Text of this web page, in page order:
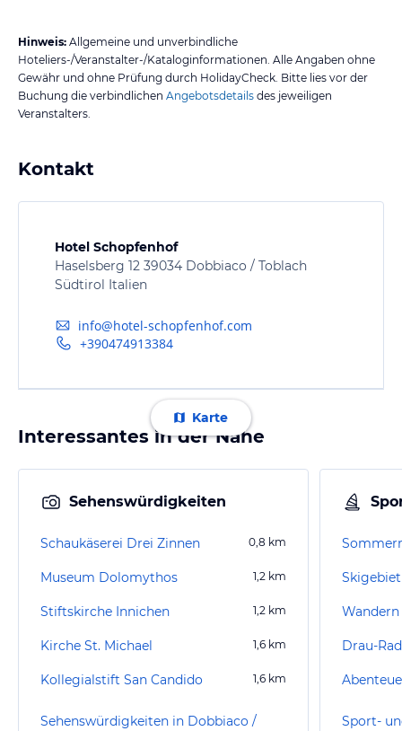
Hinweis: Allgemeine und unverbindliche
Hoteliers-/Veranstalter-/Kataloginformationen. Alle Angaben ohne
Gewähr und ohne Prüfung durch HolidayCheck. Bitte lies vor der
Buchung die verbindlichen Angebotsdetails des jeweiligen
Veranstalters.
Kontakt
Hotel Schopfenhof
Haselsberg 12 39034 Dobbiaco / Toblach
Südtirol Italien
info@hotel-schopfenhof.com
+390474913384
Karte
Interessantes in der Nähe
Sehenswürdigkeiten
Schaukäserei Drei Zinnen 0,8 km
Museum Dolomythos 1,2 km
Stiftskirche Innichen 1,2 km
Kirche St. Michael 1,6 km
Kollegialstift San Candido 1,6 km
Sehenswürdigkeiten in Dobbiaco /
Wandern
Drau-
Sport-